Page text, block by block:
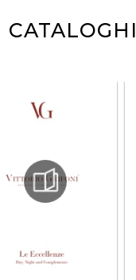
CATALOGHI